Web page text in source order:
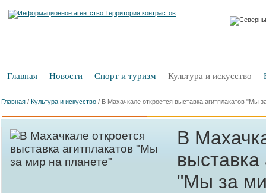
Главная Новости Спорт и туризм Культура и искусство
Главная / Культура и искусство / В Махачкале откроется выставка агитплакатов "Мы
В
выставка
"Мы за